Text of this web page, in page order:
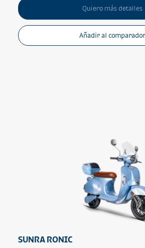
Quiero más detalles
Añadir al comparador
SUNRA RONIC